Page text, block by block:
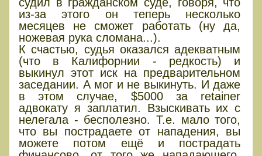
из-за этого он теперь несколько
месяцев не сможет работать (ну да,
ножевая рука сломана...).
К счастью, судья оказался адекватным
(что в Калифорнии - редкость) и
выкинул этот иск на предварительном
заседании. А мог и не выкинуть. И даже
в этом случае, $5000 за retainer
адвокату я заплатил. Взыскивать их с
нелегала - бесполезно. Т.е. мало того,
что вы пострадаете от нападения, вы
можете потом ещё и пострадать